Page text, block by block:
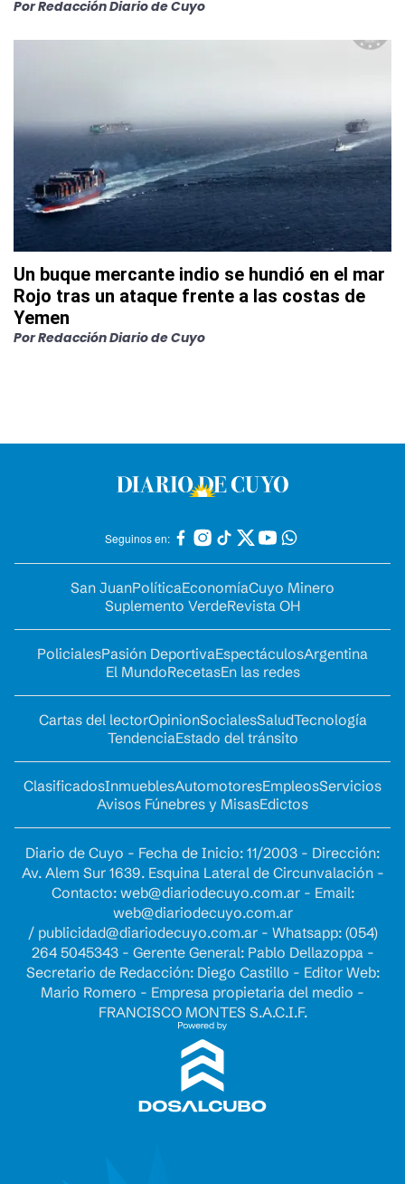
PorRedacción Diario de Cuyo
Un buque mercante indio se hundió en el mar
Rojo tras un ataque frente a las costas de
Yemen
PorRedacción Diario de Cuyo
Seguinos en:
San JuanPolíticaEconomíaCuyo Minero
Suplemento VerdeRevista OH
PolicialesPasión DeportivaEspectáculosArgentina
El MundoRecetasEn las redes
Cartas del lectorOpinionSocialesSaludTecnología
TendenciaEstado del tránsito
ClasificadosInmueblesAutomotoresEmpleosServicios
Avisos Fúnebres y MisasEdictos
Diario de Cuyo - Fecha de Inicio: 11/2003 - Dirección:
Av. Alem Sur 1639. Esquina Lateral de Circunvalación -
Contacto: web@diariodecuyo.com.ar- Email:
web@diariodecuyo.com.ar
/ publicidad@diariodecuyo.com.ar- Whatsapp: (054)
264 5045343 - Gerente General: Pablo Dellazoppa -
Secretario de Redacción: Diego Castillo - Editor Web:
Mario Romero - Empresa propietaria del medio -
FRANCISCO MONTES S.A.C.I.F.